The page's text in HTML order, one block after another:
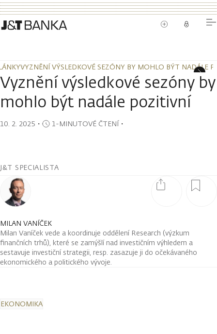
VYZNĚNÍ VÝSLEDKOVÉ SEZÓNY BY MOHLO BÝT NADÁLE
VYZNĚNÍ VÝSLEDKOVÉ SEZÓNY BY MOHLO BÝT NADÁLE
Vyznění výsledkové sezóny by
mohlo být nadále pozitivní
10. 2. 2025 ・ 1-MINUTOVÉ ČTENÍ・
J&T SPECIALISTA
MILAN VANÍČEK
Milan Vaníček vede a koordinuje oddělení Research (výzkum
finančních trhů), které se zamýšlí nad investičním výhledem a
sestavuje investiční strategii, resp. zasazuje ji do očekávaného
ekonomického a politického vývoje.
EKONOMIKA